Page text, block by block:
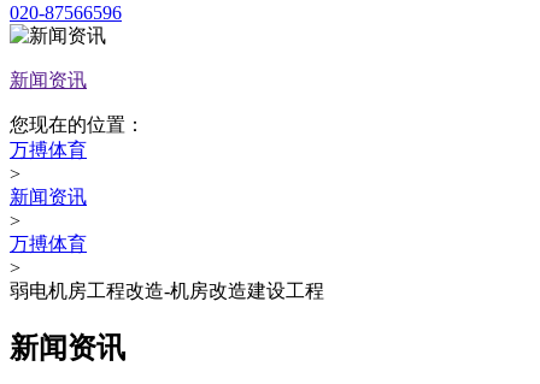
020-87566596
新闻资讯
您现在的位置：
万搏体育
>
新闻资讯
>
万搏体育
>
弱电机房工程改造-机房改造建设工程
新闻资讯